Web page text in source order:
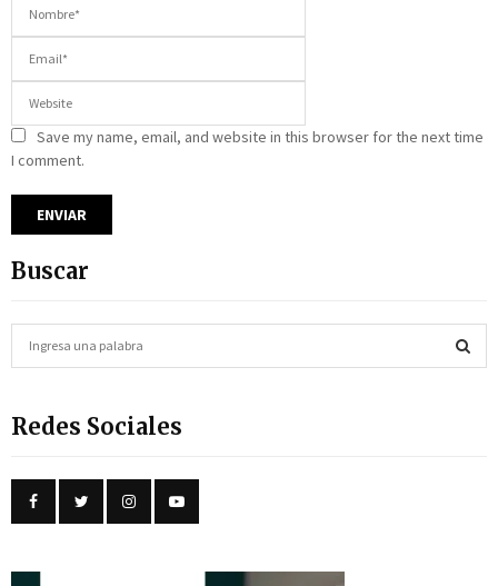
Save my name, email, and website in this browser for the next time
I comment.
Buscar
c
f
r
Redes Sociales